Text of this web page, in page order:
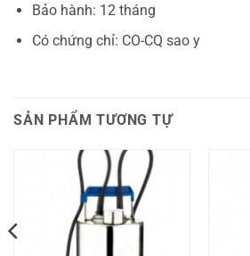
Bảo hành: 12 tháng
Có chứng chỉ: CO-CQ sao y
SẢN PHẨM TƯƠNG TỰ